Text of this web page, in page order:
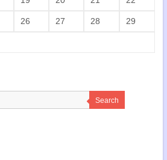
26 27 28 29
Search